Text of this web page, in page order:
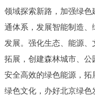
12345网上接诉即办
参与调查
领域探索新路，加强绿
通体系，发展智能制造
发展。强化生态、能源
拓展，创建森林城市、
安全高效的绿色能源，
绿色文化，办好北京绿